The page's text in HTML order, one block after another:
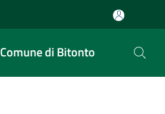
Comune di Bitonto